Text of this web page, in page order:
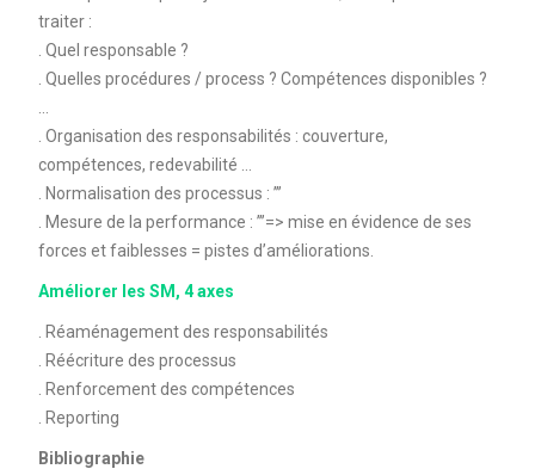
traiter :
. Quel responsable ?
. Quelles procédures / process ? Compétences disponibles ?
. Organisation des responsabilités : couverture,
compétences, redevabilité …
. Normalisation des processus : ’’’
. Mesure de la performance : ’’’=> mise en évidence de ses
forces et faiblesses = pistes d’améliorations.
Améliorer les SM, 4 axes
. Réaménagement des responsabilités
. Réécriture des processus
. Renforcement des compétences
. Reporting
Bibliographie